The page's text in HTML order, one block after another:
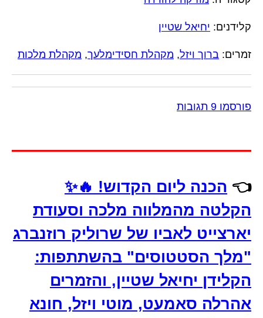
קלידנים: יחיאל שטיין
זמרים: ברוך ויזל, מקהלת חסידימלעך, מקהלת מלכות
פורסמו 9 תגובות
👈 הכנה ליום הקדוש! 🔥✨
הקלטה מהמלווה מלכה וסעודת
יארצייט לאביו של שרוליק רוזנברג
"מלך הסטטוסים" בהשתתפות:
הקלידן יחיאל שטיין, והזמרים
אהרלה סאמעט, מוטי ויזל, חונא